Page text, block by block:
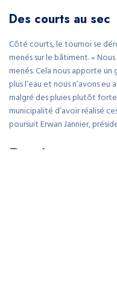
Des courts au sec
Côté courts, le tournoi se
menés sur le bâtiment. «
menés. Cela nous apporte
plus l’eau et nous n’avons
malgré des pluies plutôt
municipalité d’avoir réalisé
poursuit Erwan Jannier,
Pratique